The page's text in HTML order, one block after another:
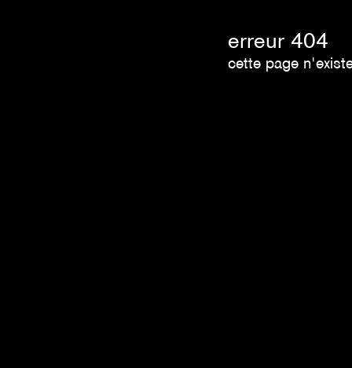
erreur 404
cette page